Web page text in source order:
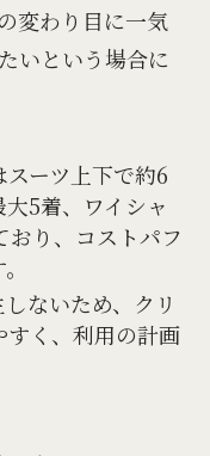
変わり目に一気
いという場合に
ーツ上下で約6
5着、ワイシャ
おり、コストパフ
ないため、クリ
く、利用の計画